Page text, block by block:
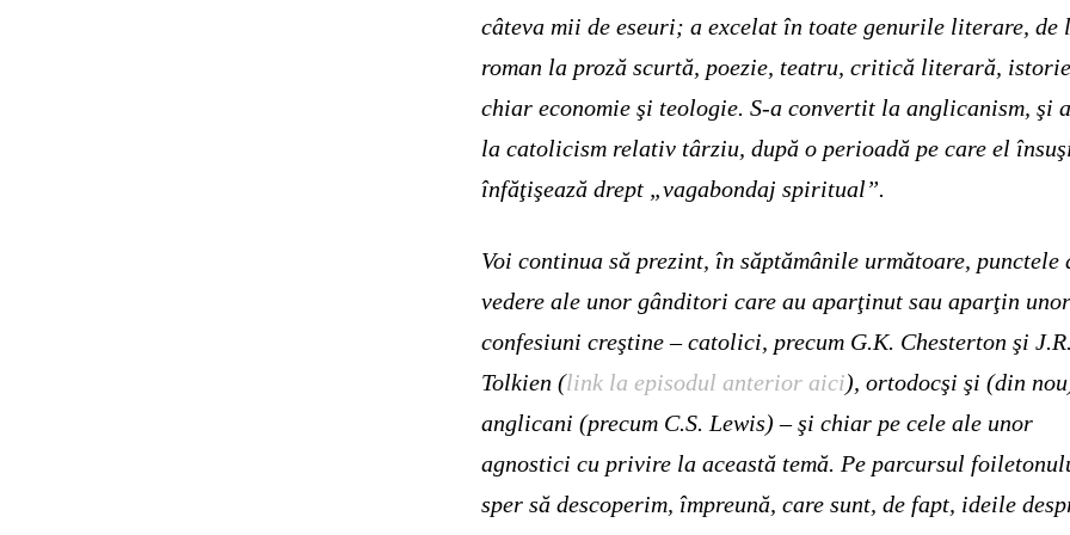
câteva mii de eseuri; a excelat în toate genurile literare, de
roman la proză scurtă, poezie, teatru, critică literară,
chiar economie şi teologie. S-a convertit la anglicanism, şi
la catolicism relativ târziu, după o perioadă pe care el
înfăţişează drept „vagabondaj spiritual”.
Voi continua să prezint, în săptămânile următoare, punctele
vedere ale unor gânditori care au aparţinut sau aparţin
confesiuni creştine – catolici, precum G.K. Chesterton şi
Tolkien (link la episodul anterior aici), ortodocşi şi (din
anglicani (precum C.S. Lewis) – şi chiar pe cele ale unor
agnostici cu privire la această temă. Pe parcursul
sper să descoperim, împreună, care sunt, de fapt, ideile